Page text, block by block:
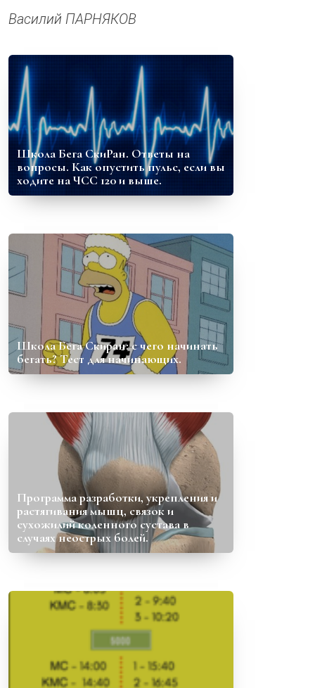
Василий ПАРНЯКОВ
Школа Бега СкиРан. Ответы на
вопросы. Как опустить пульс, если вы
ходите на ЧСС 120 и выше.
Школа Бега Скиран: с чего начинать
бегать? Тест для начинающих.
Программа разработки, укрепления и
растягивания мышц, связок и
сухожилий коленного сустава в
случаях неострых болей.